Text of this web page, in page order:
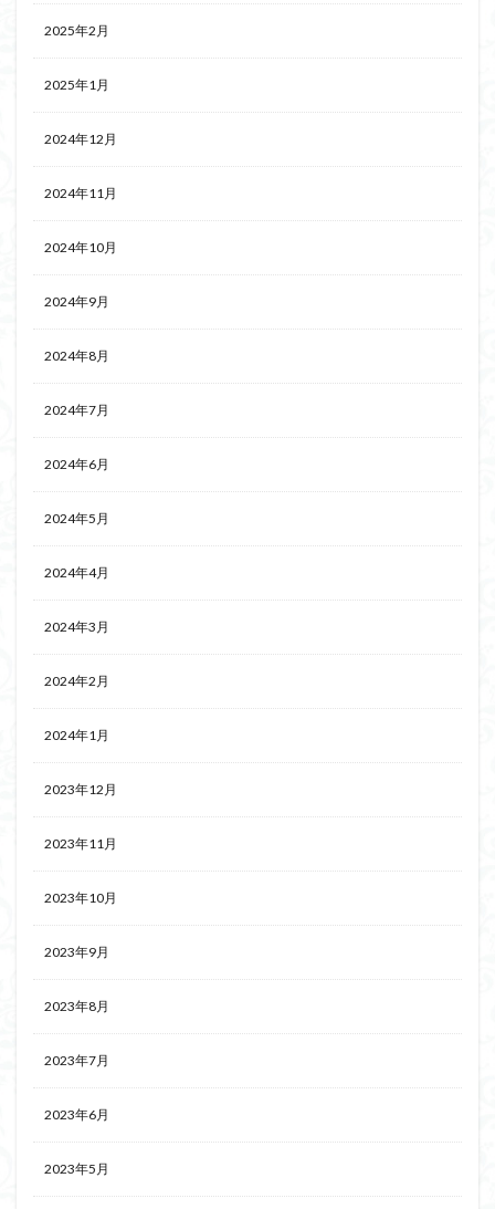
2025年2月
2025年1月
2024年12月
2024年11月
2024年10月
2024年9月
2024年8月
2024年7月
2024年6月
2024年5月
2024年4月
2024年3月
2024年2月
2024年1月
2023年12月
2023年11月
2023年10月
2023年9月
2023年8月
2023年7月
2023年6月
2023年5月